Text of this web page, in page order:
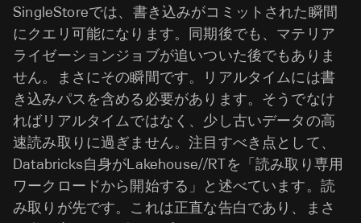
SingleStoreでは、書き込みがコミットされた瞬間
にクエリ可能になります。同期後でも、マテリア
ライゼーションジョブが追いついた後でもありま
せん。まさにその瞬間です。リアルタイムには書
き込みパスを含める必要があります。そうでなけ
ればリアルタイムではなく、少し古いデータの高
速読み取りに過ぎません。注目すべき点として、
Databricks自身がLakehouse//RTを「読み取り専用
ワークロードから開始する」と述べています。読
み取りが先です。これは正直な告白であり、まさ